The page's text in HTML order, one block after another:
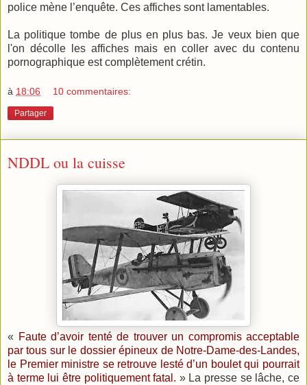
police mène l’enquête. Ces affiches sont lamentables.
La politique tombe de plus en plus bas. Je veux bien que
l'on décolle les affiches mais en coller avec du contenu
pornographique est complètement crétin.
à 18:06 10 commentaires:
Partager
NDDL ou la cuisse
« Faute d’avoir tenté de trouver un compromis acceptable
par tous sur le dossier épineux de Notre-Dame-des-Landes,
le Premier ministre se retrouve lesté d’un boulet qui pourrait
à terme lui être politiquement fatal. » La presse se lâche, ce